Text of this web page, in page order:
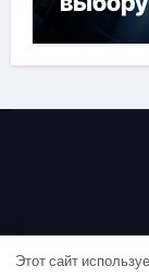
Этот сайт